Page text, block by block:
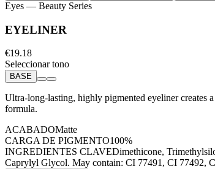
Eyes — Beauty Series
EYELINER
€19.18
Seleccionar tono
BASE
Ultra-long-lasting, highly pigmented eyeliner creates
formula.
ACABADOMatte
CARGA DE PIGMENTO100%
INGREDIENTES CLAVEDimethicone,
Caprylyl Glycol. May contain: CI 77491, CI 77492,